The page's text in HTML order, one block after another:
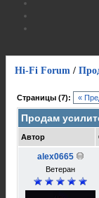
Hi-Fi Forum /
Страницы (7): «
Продам
Автор
alex0665
Ветеран